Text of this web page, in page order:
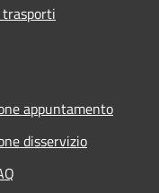
appuntamento
disservizio